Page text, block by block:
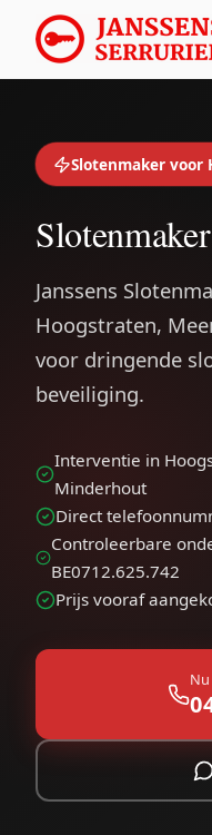
Slotenmaker voor
Janssens
Hoogstraten,
voor dringende
beveiliging.
Interventie in
Minderhout
Direct
Controleerbare
BE0712.625.742
Prijs vooraf